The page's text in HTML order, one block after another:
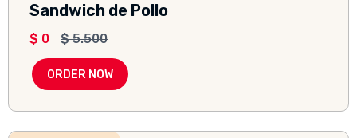
Sandwich de Pollo
$ 0 $5.500
ORDER NOW